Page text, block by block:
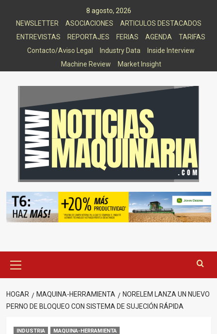
8 agosto, 2026
NEWSLETTER
ASOCIACIONES
ARTICULOS DESTACADOS
ENTREVISTAS
REPORTAJES FERIAS AGENDA
TARIFAS
Contacto/Aviso Legal
Industry Data
Inside Interview
Machine Review
Market Insight
principal
HOGAR MAQUINA-HERRAMIENTA
NORELEM LANZA UN NUEVO
PERNO DE BLOQUEO CON SISTEMA DE SUJECIÓN RÁPIDA
INDUSTRIA MAQUINA-HERRAMIENTA